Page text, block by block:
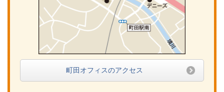
町田オフィスのアクセス